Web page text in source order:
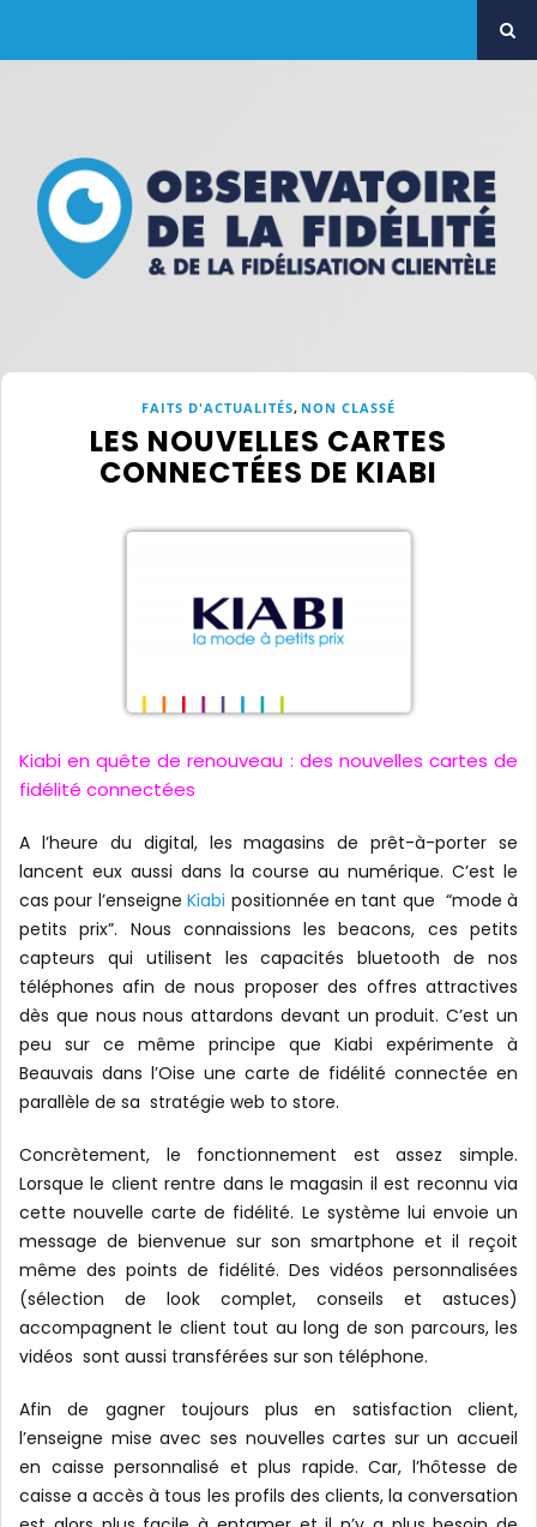
FAITS D'ACTUALITÉS, NON CLASSÉ
LES NOUVELLES CARTES
CONNECTÉES DE KIABI
Kiabi en quête de renouveau : des nouvelles cartes de
fidélité connectées
A l’heure du digital, les magasins de prêt-à-porter se
lancent eux aussi dans la course au numérique. C’est le
cas pour l’enseigneKiabi positionnée en tant que “mode à
petits prix”. Nous connaissions les beacons, ces petits
capteurs qui utilisent les capacités bluetooth de nos
téléphones afin de nous proposer des offres attractives
dès que nous nous attardons devant un produit. C’est un
peu sur ce même principe que Kiabi expérimente à
Beauvais dans l’Oise une carte de fidélité connectée en
parallèle de sa stratégie web to store.
Concrètement, le fonctionnement est assez simple.
Lorsque le client rentre dans le magasin il est reconnu via
cette nouvelle carte de fidélité. Le système lui envoie un
message de bienvenue sur son smartphone et il reçoit
même des points de fidélité. Des vidéos personnalisées
(sélection de look complet, conseils et astuces)
accompagnent le client tout au long de son parcours, les
vidéos sont aussi transférées sur son téléphone.
Afin de gagner toujours plus en satisfaction client,
l’enseigne mise avec ses nouvelles cartes sur un accueil
en caisse personnalisé et plus rapide. Car, l’hôtesse de
caisse a accès à tous les profils des clients, la conversation